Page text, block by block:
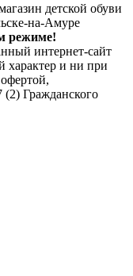
детской обуви
на-Амуре
режиме!
интернет-сайт
характер и ни при
Гражданского